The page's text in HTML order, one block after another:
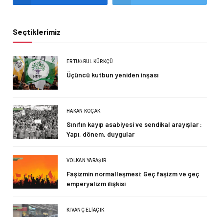
Seçtiklerimiz
ERTUĞRUL KÜRKÇÜ
Üçüncü kutbun yeniden inşası
HAKAN KOÇAK
Sınıfın kayıp asabiyesi ve sendikal arayışlar :
Yapı, dönem, duygular
VOLKAN YARAŞIR
Faşizmin normalleşmesi: Geç faşizm ve geç
emperyalizm ilişkisi
KIVANÇ ELIAÇIK